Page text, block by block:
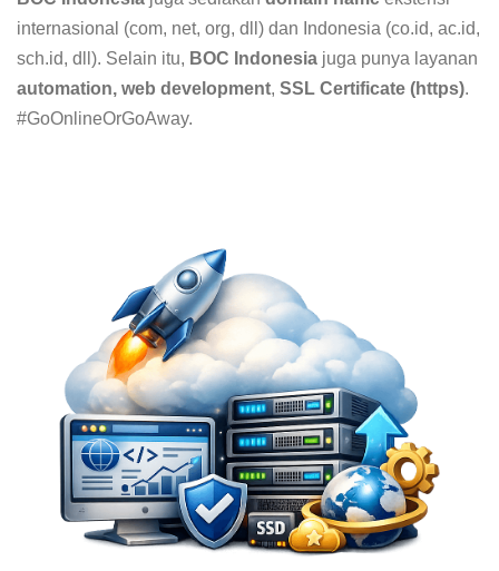
internasional (com, net, org, dll) dan Indonesia (co.id, ac.id,
sch.id, dll). Selain itu, BOC Indonesia juga punya layanan
automation, web development, SSL Certificate (https).
#GoOnlineOrGoAway.